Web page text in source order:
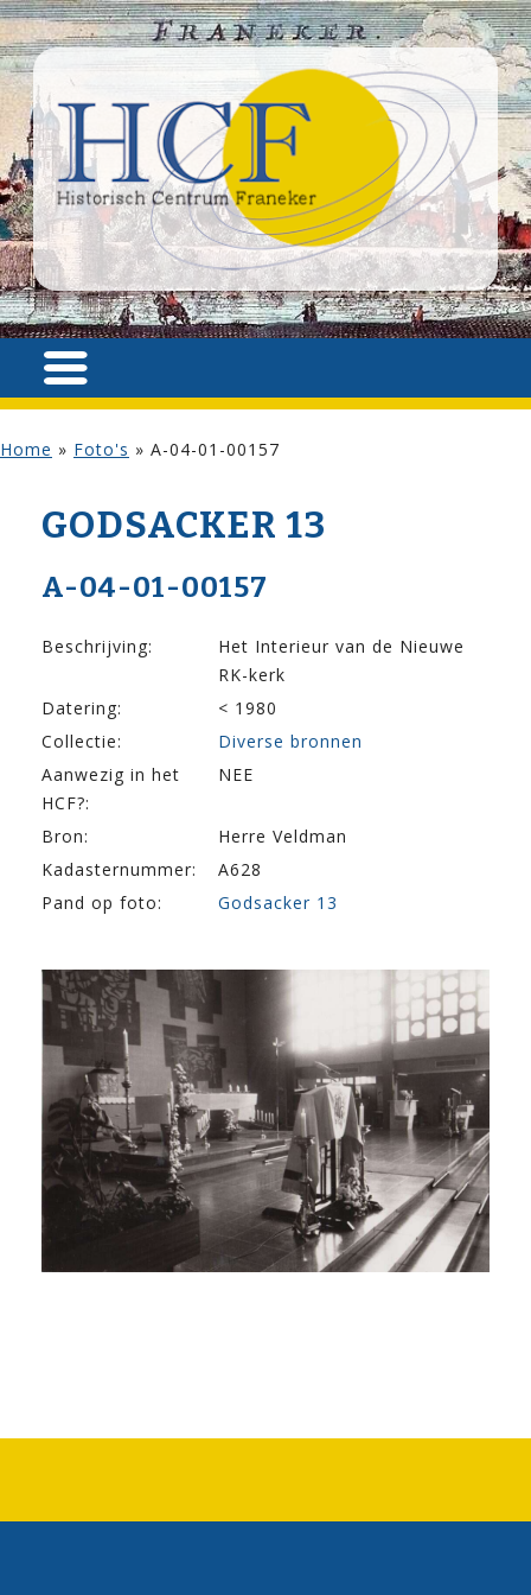
Home » Foto's » A-04-01-00157
GODSACKER 13
A-04-01-00157
Beschrijving:
Het Interieur van de Nieuwe
RK-kerk
Datering:
< 1980
Collectie:
Diverse bronnen
Aanwezig in het
HCF?:
NEE
Bron:
Herre Veldman
Kadasternummer:
A628
Pand op foto:
Godsacker 13